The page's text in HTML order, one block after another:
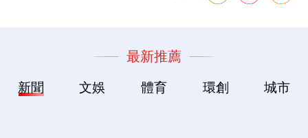
最新推薦
新聞 文娛 體育 環創 城市